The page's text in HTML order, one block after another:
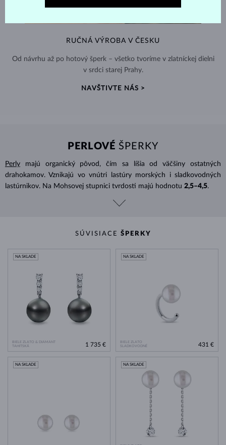
RUČNÁ VÝROBA V ČESKU
Od návrhu až po hotový šperk – všetko tvoríme v zlatníckej dielni
v srdci starej Prahy.
NAVŠTIVTE NÁS >
PERLOVÉ ŠPERKY
Perly
majú organický pôvod, čím sa líšia od väčšiny ostatných
drahokamov. Vznikajú vo vnútri lastúry morských i sladkovodných
lastúrnikov. Na Mohsovej stupnici tvrdosti majú hodnotu 2,5–4,5.
SÚVISIACE ŠPERKY
BIELE ZLATO & DIAMANT
TAHITSKÁ
NA SKLADE
1 735 €
BIELE ZLATO
SLADKOVODNÉ
NA SKLADE
431 €
NA SKLADE NA SKLADE